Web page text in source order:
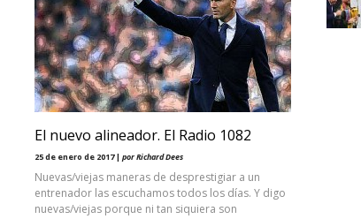
El nuevo alineador. El Radio 1082
25 de enero de 2017 | por Richard Dees
Nuevas/viejas maneras de desprestigiar a un
entrenador las escuchamos todos los días. Y digo
nuevas/viejas porque ni tan siquiera son